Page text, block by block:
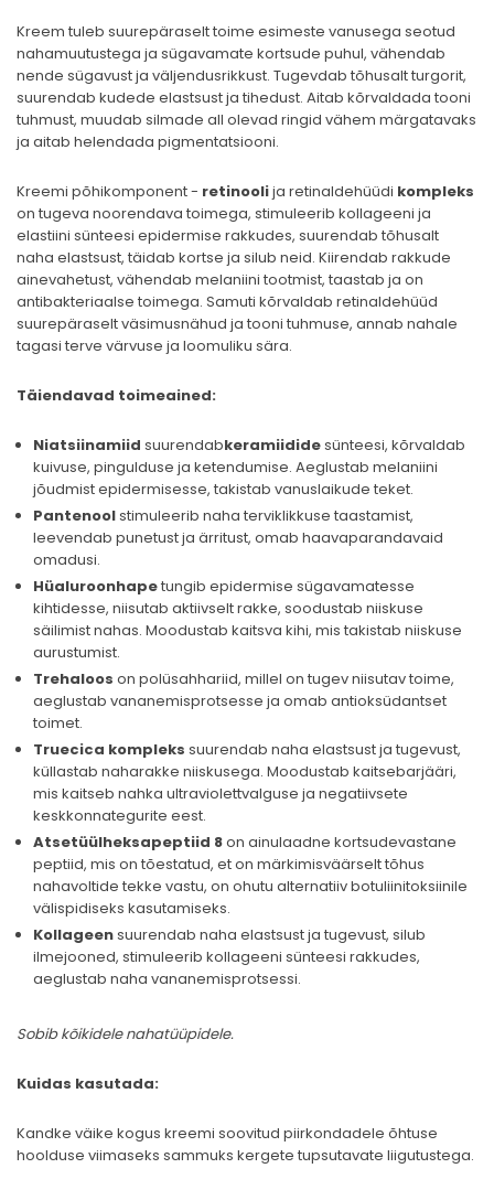
Kreem tuleb suurepäraselt toime esimeste vanusega seotud
nahamuutustega ja sügavamate kortsude puhul, vähendab
nende sügavust ja väljendusrikkust. Tugevdab tõhusalt turgorit,
suurendab kudede elastsust ja tihedust. Aitab kõrvaldada tooni
tuhmust, muudab silmade all olevad ringid vähem märgatavaks
ja aitab helendada pigmentatsiooni.
Kreemi põhikomponent - retinoolija retinaldehüüdi kompleks
on tugeva noorendava toimega, stimuleerib kollageeni ja
elastiini sünteesi epidermise rakkudes, suurendab tõhusalt
naha elastsust, täidab kortse ja silub neid. Kiirendab rakkude
ainevahetust, vähendab melaniini tootmist, taastab ja on
antibakteriaalse toimega. Samuti kõrvaldab retinaldehüüd
suurepäraselt väsimusnähud ja tooni tuhmuse, annab nahale
tagasi terve värvuse ja loomuliku sära.
Täiendavad toimeained:
Niatsiinamiid suurendabkeramiididesünteesi, kõrvaldab
kuivuse, pingulduse ja ketendumise. Aeglustab melaniini
jõudmist epidermisesse, takistab vanuslaikude teket.
Pantenoolstimuleerib naha terviklikkuse taastamist,
leevendab punetust ja ärritust, omab haavaparandavaid
omadusi.
Hüaluroonhapetungib epidermise sügavamatesse
kihtidesse, niisutab aktiivselt rakke, soodustab niiskuse
säilimist nahas. Moodustab kaitsva kihi, mis takistab niiskuse
aurustumist.
Trehaloos on polüsahhariid, millel on tugev niisutav toime,
aeglustab vananemisprotsesse ja omab antioksüdantset
toimet.
Truecica kompleks suurendab naha elastsust ja tugevust,
küllastab naharakke niiskusega. Moodustab kaitsebarjääri,
mis kaitseb nahka ultraviolettvalguse ja negatiivsete
keskkonnategurite eest.
Atsetüülheksapeptiid 8on ainulaadne kortsudevastane
peptiid, mis on tõestatud, et on märkimisväärselt tõhus
nahavoltide tekke vastu, on ohutu alternatiiv botuliinitoksiinile
välispidiseks kasutamiseks.
Kollageensuurendab naha elastsust ja tugevust, silub
ilmejooned, stimuleerib kollageeni sünteesi rakkudes,
aeglustab naha vananemisprotsessi.
Sobib kõikidele nahatüüpidele.
Kuidas kasutada:
Kandke väike kogus kreemi soovitud piirkondadele õhtuse
hoolduse viimaseks sammuks kergete tupsutavate liigutustega.